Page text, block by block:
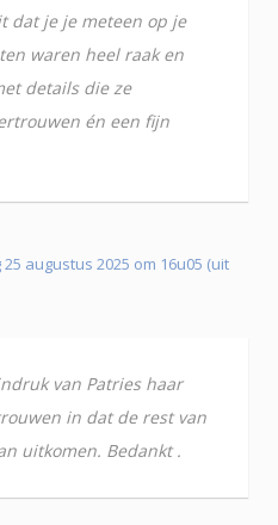
dat je je meteen op je
waren heel raak en
details die ze
én een fijn
augustus 2025 om 16u05 (uit
van Patries haar
in dat de rest van
uitkomen. Bedankt .